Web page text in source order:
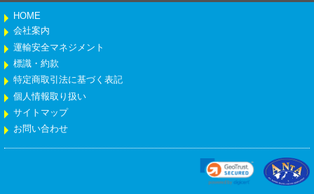
HOME
会社案内
運輸安全マネジメント
標識・約款
特定商取引法に基づく表記
個人情報取り扱い
サイトマップ
お問い合わせ